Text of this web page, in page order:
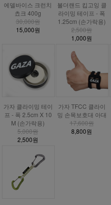
에델바이스 크런치
쵸크 400g
30,000원
15,000원
볼더랜드 킵고잉 클
라이밍 테이프 - 폭
1.25cm (손가락용)
2,500원
1,000원
가자 클라이밍 테이
프 - 폭 2.5cm X 10
M (손가락용)
5,000원
2,500원
가자 TFCC 클라이
밍 손목보호대 아대
17,600원
8,800원